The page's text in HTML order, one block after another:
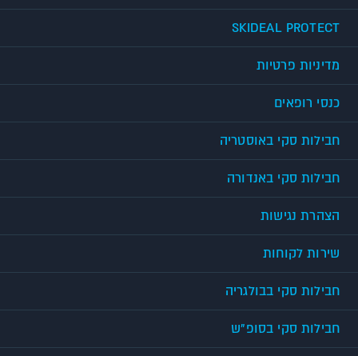
SKIDEAL PROTECT
מדיניות פרטיות
כנסי רופאים
חבילות סקי באוסטריה
חבילות סקי באנדורה
הצהרת נגישות
שירות לקוחות
חבילות סקי בבולגריה
חבילות סקי בסופ"ש